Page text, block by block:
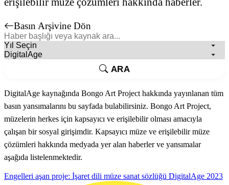
Basın Arşivine Dön
ARA
DigitalAge kaynağında Bongo Art Project hakkında yayınlanan tüm
basın yansımalarını bu sayfada bulabilirsiniz. Bongo Art Project,
müzelerin herkes için kapsayıcı ve erişilebilir olması amacıyla
çalışan bir sosyal girişimdir. Kapsayıcı müze ve erişilebilir müze
çözümleri hakkında medyada yer alan haberler ve yansımalar
aşağıda listelenmektedir.
Engelleri aşan proje: İşaret dili müze sanat sözlüğü DigitalAge 2023